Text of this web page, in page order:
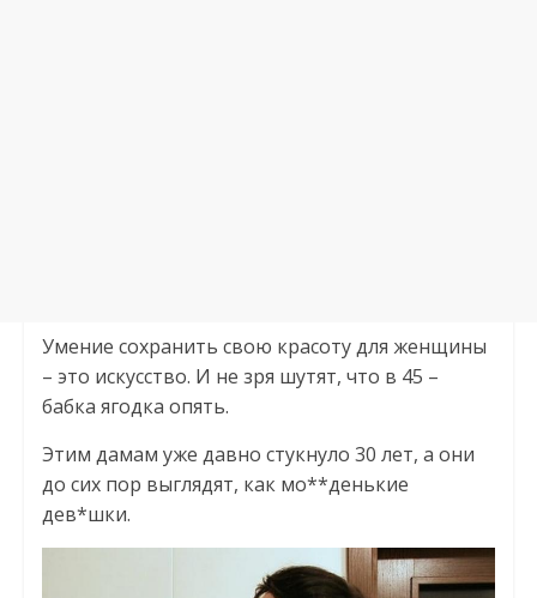
Умение сохранить свою красоту для женщины
– это искусство. И не зря шутят, что в 45 –
бабка ягодка опять.
Этим дамам уже давно стукнуло 30 лет, а они
до сих пор выглядят, как мо**денькие
дев*шки.